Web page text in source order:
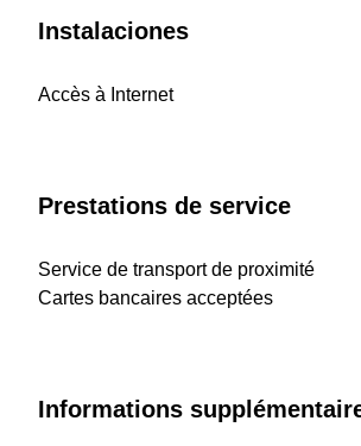
Instalaciones
Accès à Internet
Prestations de service
Service de transport de proximité
Cartes bancaires acceptées
Informations